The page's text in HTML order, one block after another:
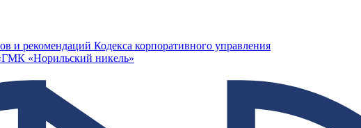
и рекомендаций Кодекса корпоративного управления
«Норильский никель»